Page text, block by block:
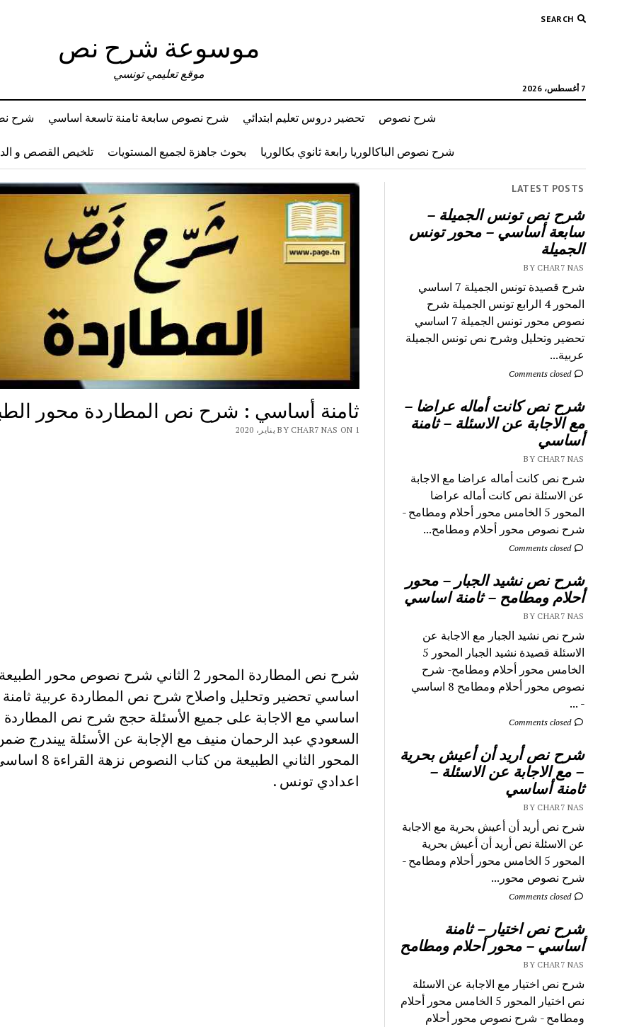
SEARCH
موسوعة شرح نص
7 أغسطس، 2026
موقع تعليمي تونسي
شرح نصوص تحضير دروس تعليم ابتدائي شرح نصوص سابعة ثامنة تاسعة اساسي شرح
شرح نصوص الباكالوريا رابعة ثانوي بكالوريا بحوث جاهزة لجميع المستويات تلخيص القصص و
LATEST POSTS
شرح نص تونس الجميلة –
سابعة أساسي – محور تونس
الجميلة
BY CHAR7 NAS
شرح قصيدة تونس الجميلة 7 اساسي
المحور 4 الرابع تونس الجميلة شرح
نصوص محور تونس الجميلة 7 اساسي
تحضير وتحليل وشرح نص تونس الجميلة
عربية...
Comments closed
شرح نص كانت أماله عراضا –
مع الاجابة عن الاسئلة – ثامنة
أساسي
BY CHAR7 NAS
شرح نص كانت أماله عراضا مع الاجابة
عن الاسئلة نص كانت أماله عراضا
المحور 5 الخامس محور أحلام ومطامح -
شرح نصوص محور أحلام ومطامح...
Comments closed
شرح نص نشيد الجبار – محور
أحلام ومطامح – ثامنة اساسي
BY CHAR7 NAS
شرح نص نشيد الجبار مع الاجابة عن
الاسئلة قصيدة نشيد الجبار المحور 5
الخامس محور أحلام ومطامح- شرح
نصوص محور أحلام ومطامح 8 اساسي
- ...
Comments closed
شرح نص أريد أن أعيش بحرية
– مع الاجابة عن الاسئلة –
ثامنة أساسي
BY CHAR7 NAS
شرح نص أريد أن أعيش بحرية مع الاجابة
عن الاسئلة نص أريد أن أعيش بحرية
المحور 5 الخامس محور أحلام ومطامح -
شرح نصوص محور...
Comments closed
شرح نص اختيار – ثامنة
أساسي – محور أحلام ومطامح
BY CHAR7 NAS
شرح نص اختيار مع الاجابة عن الاسئلة
نص اختيار المحور 5 الخامس محور أحلام
ومطامح - شرح نصوص محور أحلام
ثامنة أساسي : شرح نص المطاردة محور
BY CHAR7 NAS ON 1 يناير، 2020
اساسي تحضير وتحليل واصلاح شرح نص المطاردة عربية ثامنة
اساسي مع الاجابة على جميع الأسئلة حجج شرح نص المطاردة
السعودي عبد الرحمان منيف مع الإجابة عن الأسئلة ييندرج
المحور الثاني الطبيعة من
اعدادي تونس .